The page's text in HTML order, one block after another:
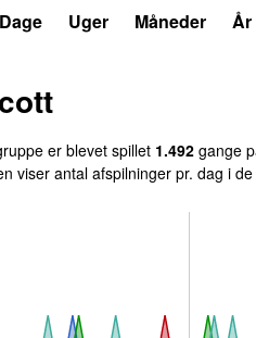
Dage Uger Måneder År
er blevet spillet 1.492 gange
viser antal afspilninger pr. dag i